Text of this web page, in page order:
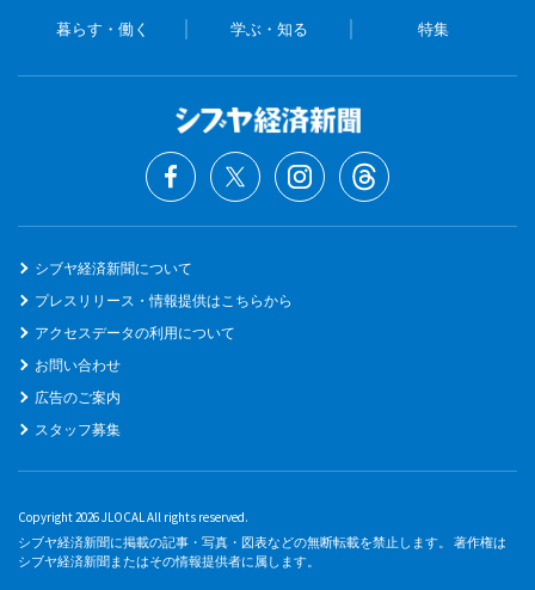
暮らす・働く 学ぶ・知る 特集
シブヤ経済新聞について
プレスリリース・情報提供はこちらから
アクセスデータの利用について
お問い合わせ
広告のご案内
スタッフ募集
Copyright 2026 JLOCAL All rights reserved.
シブヤ経済新聞に掲載の記事・写真・図表などの無断転載を禁止します。 著作権は
シブヤ経済新聞またはその情報提供者に属します。